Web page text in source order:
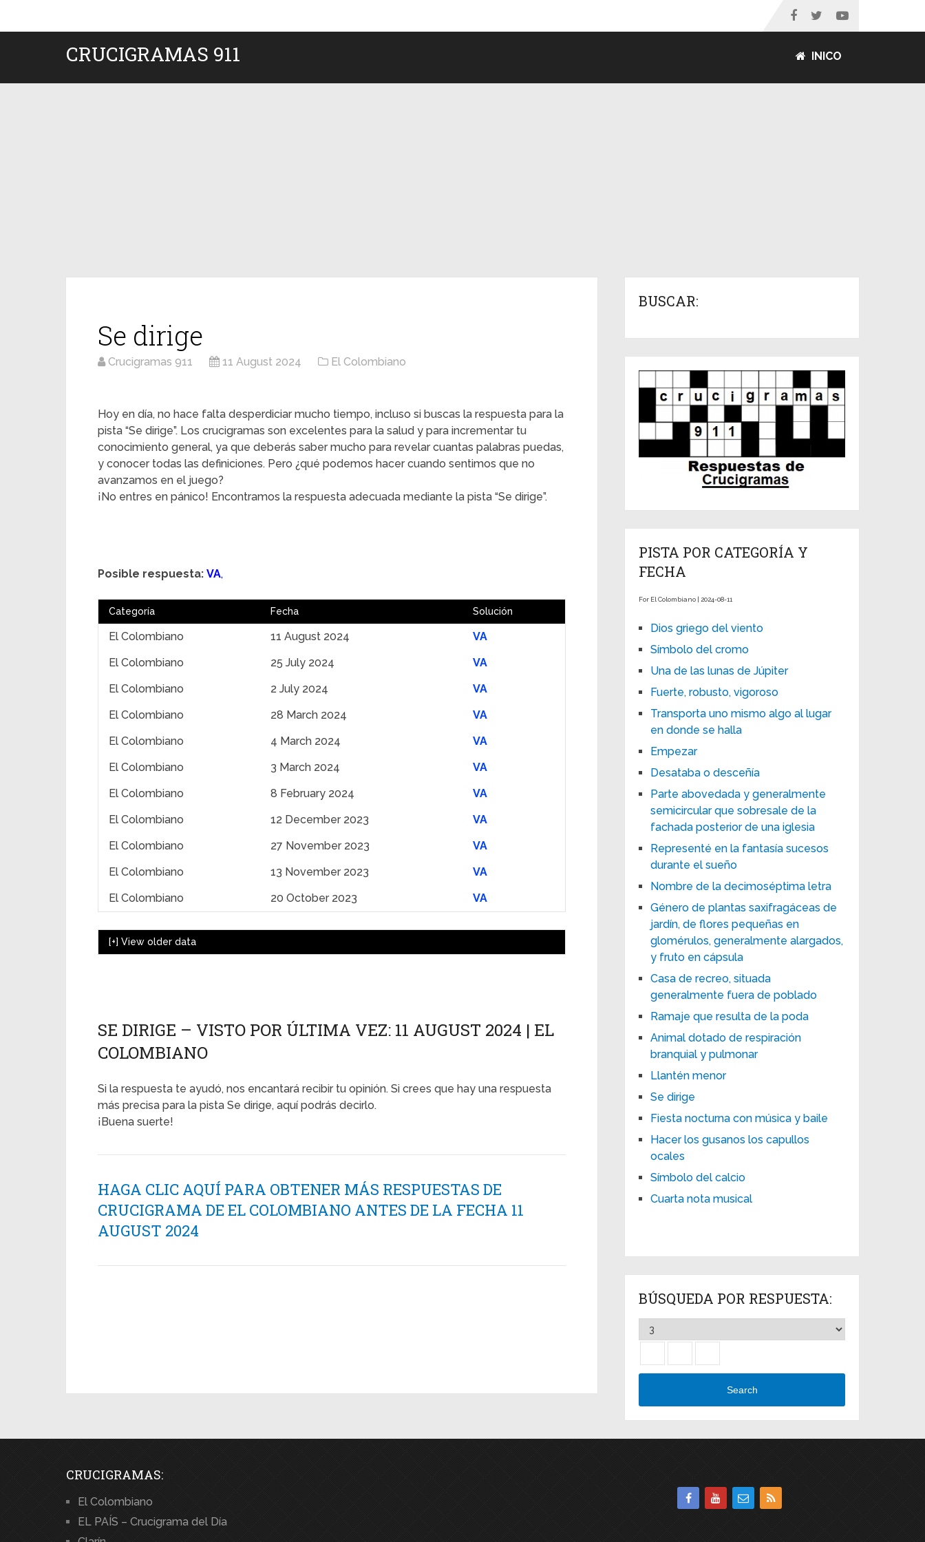
CRUCIGRAMAS 911 INICO
Se dirige
Crucigramas 911 11 August 2024 El Colombiano
Hoy en día, no hace falta desperdiciar mucho tiempo, incluso si buscas la respuesta para la
pista “Se dirige”. Los crucigramas son excelentes para la salud y para incrementar tu
conocimiento general, ya que deberás saber mucho para revelar cuantas palabras puedas,
y conocer todas las definiciones. Pero ¿qué podemos hacer cuando sentimos que no
avanzamos en el juego?
¡No entres en pánico! Encontramos la respuesta adecuada mediante la pista “Se dirige”.
Posible respuesta: VA,
Categoría Fecha Solución
El Colombiano 11 August 2024
VA
El Colombiano
25 July 2024
VA
El Colombiano
2 July 2024
VA
El Colombiano
28 March 2024
VA
El Colombiano
4 March 2024
VA
El Colombiano
3 March 2024
VA
El Colombiano
8 February 2024
VA
El Colombiano
12 December 2023
VA
El Colombiano
27 November 2023
VA
El Colombiano
13 November 2023
VA
El Colombiano
20 October 2023 VA
[+] View older data
SE DIRIGE – VISTO POR ÚLTIMA VEZ: 11 AUGUST 2024 | EL
COLOMBIANO
Si la respuesta te ayudó, nos encantará recibir tu opinión. Si crees que hay una respuesta
más precisa para la pista Se dirige, aquí podrás decirlo.
¡Buena suerte!
HAGA CLIC AQUÍ PARA OBTENER MÁS RESPUESTAS DE
CRUCIGRAMA DE EL COLOMBIANO ANTES DE LA FECHA 11
AUGUST 2024
BUSCAR:
PISTA POR CATEGORÍA Y
FECHA
For El Colombiano | 2024-08-11
Dios griego del viento
Símbolo del cromo
Una de las lunas de Júpiter
Fuerte, robusto, vigoroso
Transporta uno mismo algo al lugar
en donde se halla
Empezar
Desataba o desceñía
Parte abovedada y generalmente
semicircular que sobresale de la
fachada posterior de una iglesia
Representé en la fantasía sucesos
durante el sueño
Nombre de la decimoséptima letra
Género de plantas saxifragáceas de
jardín, de flores pequeñas en
glomérulos, generalmente alargados,
y fruto en cápsula
Casa de recreo, situada
generalmente fuera de poblado
Ramaje que resulta de la poda
Animal dotado de respiración
branquial y pulmonar
Llantén menor
Se dirige
Fiesta nocturna con música y baile
Hacer los gusanos los capullos
ocales
Símbolo del calcio
Cuarta nota musical
BÚSQUEDA POR RESPUESTA:
Search
CRUCIGRAMAS:
El Colombiano
EL PAÍS – Crucigrama del Día